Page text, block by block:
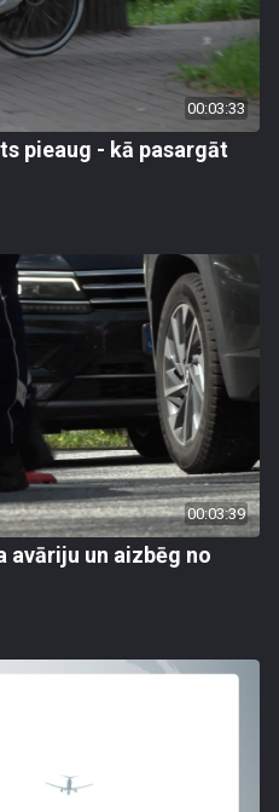
00:03:33
pieaug - kā pasargāt
00:03:39
un aizbēg no